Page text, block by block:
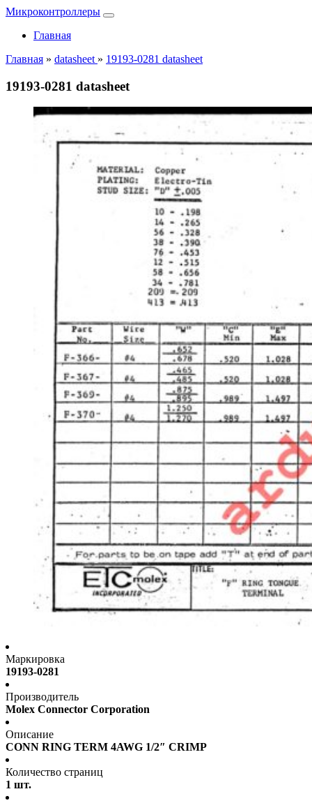
Микроконтроллеры
Главная
Главная » datasheet » 19193-0281 datasheet
19193-0281 datasheet
Маркировка
19193-0281
Производитель
Molex Connector Corporation
Описание
CONN RING TERM 4AWG 1/2″ CRIMP
Количество страниц
1 шт.